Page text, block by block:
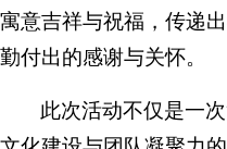
寓意吉祥与祝福，传递
勤付出的感谢与关怀。
此次活动不仅是一